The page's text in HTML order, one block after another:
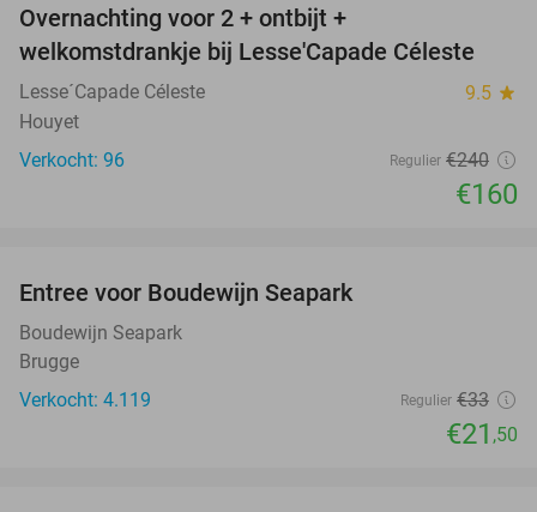
Overnachting voor 2 + ontbijt +
welkomstdrankje bij Lesse'Capade Céleste
Lesse´Capade Céleste 9.5 star
Houyet
Verkocht: 96
Regulier €240
€160
Entree voor Boudewijn Seapark
Boudewijn Seapark
Brugge
Verkocht: 4.119
Regulier €33
€21 ,50